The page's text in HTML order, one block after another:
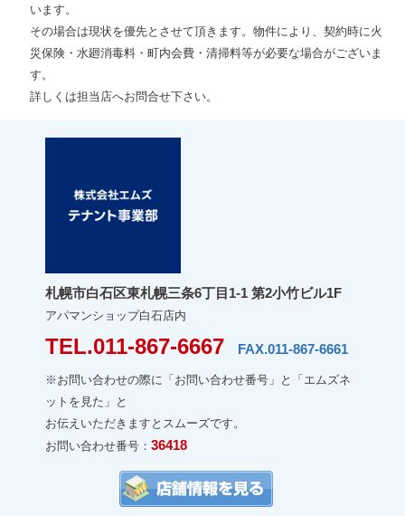
います。
その場合は現状を優先とさせて頂きます。物件により、契約時に火
災保険・水廻消毒料・町内会費・清掃料等が必要な場合がございま
す。
詳しくは担当店へお問合せ下さい。
札幌市白石区東札幌三条6丁目1-1 第2小竹ビル1F
アパマンショップ白石店内
TEL.011-867-6667 FAX.011-867-6661
※お問い合わせの際に「お問い合わせ番号」と「エムズネ
ットを見た」と
お伝えいただきますとスムーズです。
お問い合わせ番号： 36418